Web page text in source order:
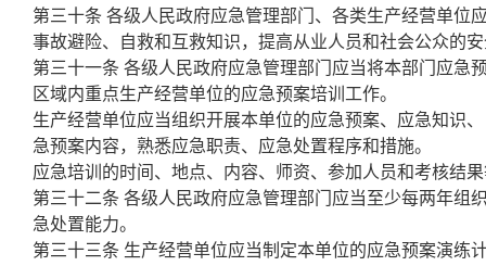
第三十条 各级人民政府应急管理部门、各类生产经营单位
事故避险、自救和互救知识，提高从业人员和社会公众的
第三十一条 各级人民政府应急管理部门应当将本部门应急
区域内重点生产经营单位的应急预案培训工作。
生产经营单位应当组织开展本单位的应急预案、应急知识
急预案内容，熟悉应急职责、应急处置程序和措施。
应急培训的时间、地点、内容、师资、参加人员和考核结
第三十二条 各级人民政府应急管理部门应当至少每两年组
急处置能力。
第三十三条 生产经营单位应当制定本单位的应急预案演练